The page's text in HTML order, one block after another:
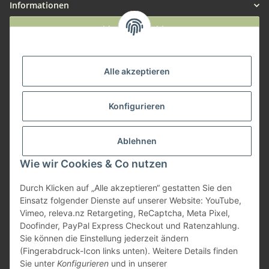
Alle akzeptieren
Konfigurieren
Ablehnen
Wie wir Cookies & Co nutzen
Durch Klicken auf „Alle akzeptieren“ gestatten Sie den
Einsatz folgender Dienste auf unserer Website: YouTube,
Vimeo, releva.nz Retargeting, ReCaptcha, Meta Pixel,
Doofinder, PayPal Express Checkout und Ratenzahlung.
Sie können die Einstellung jederzeit ändern
(Fingerabdruck-Icon links unten). Weitere Details finden
Sie unter Konfigurieren und in unserer
Informationen
Widerruf anmelden
Herstellerinformationen